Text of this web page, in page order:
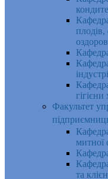
плодів,
Кафедра
Факультет
митної
та